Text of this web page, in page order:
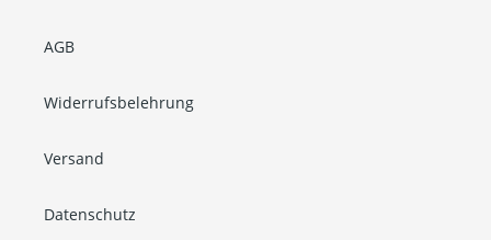
AGB
Widerrufsbelehrung
Versand
Datenschutz